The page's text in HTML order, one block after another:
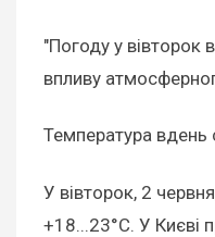
"Погоду у вівторок
впливу
Температура вдень
У вівторок, 2
+18...23°С. У Києві